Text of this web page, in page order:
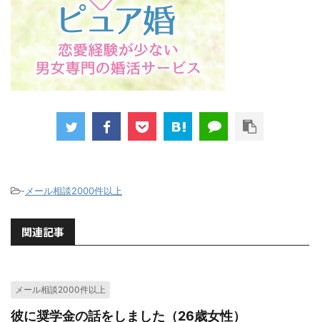
- メール相談2000件以上
関連記事
メール相談2000件以上
彼に奨学金の話をしました（26歳女性）